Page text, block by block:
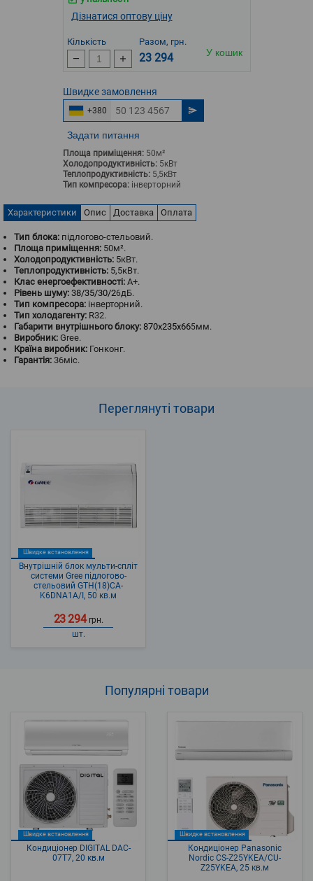
Дізнатися оптову ціну
Кількість Разом, грн.
23 294 У кошик
Швидкезамовлення
+380
Задати питання
Площа приміщення:50м²
Холодопродуктивність:5кВт
Теплопродуктивність:5,5кВт
Тип компресора:інверторний
Характеристики Опис Доставка Оплата
Тип блока: підлогово-стельовий.
Площа приміщення: 50м².
Холодопродуктивність: 5кВт.
Теплопродуктивність: 5,5кВт.
Клас енергоефективності: A+.
Рівень шуму: 38/35/30/26дБ.
Тип компресора: інверторний.
Тип холодагенту: R32.
Габарити внутрішнього блоку: 870х235х665мм.
Виробник: Gree.
Країна виробник: Гонконг.
Гарантія: 36міс.
Переглянуті товари
Швидке встановлення
Внутрішній блок мульти-спліт
системи Gree підлогово-
стельовий GTH(18)CA-
K6DNA1A/I, 50 кв.м
23 294 грн.
шт.
Популярні товари
Швидке встановлення
Кондиціонер DIGITAL DAC-
07T7, 20 кв.м
Швидке встановлення
Кондиціонер Panasonic
Nordic CS-Z25YKEA/CU-
Z25YKEA, 25 кв.м